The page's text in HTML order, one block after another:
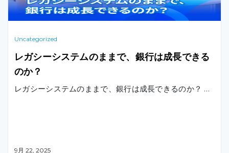
Uncategorized
レガシーシステムのままで、銀行は成長できる
のか？
レガシーシステムのままで、銀行は成長できるのか？ …
9月 22, 2025